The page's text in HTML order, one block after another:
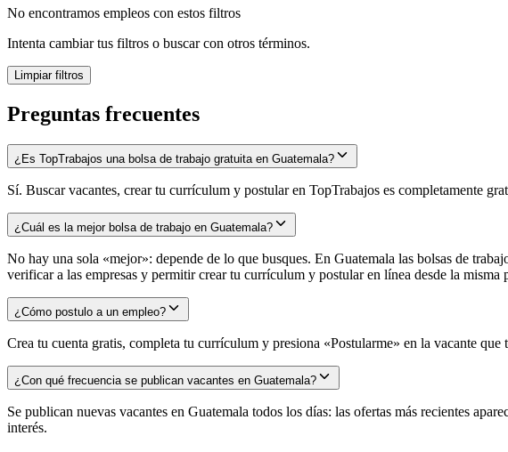
No encontramos empleos con estos filtros
Intenta cambiar tus filtros o buscar con otros términos.
Limpiar filtros
Preguntas frecuentes
¿Es TopTrabajos una bolsa de trabajo gratuita en Guatemala?
Sí. Buscar vacantes, crear tu currículum y postular en TopTrabajos es completamente
¿Cuál es la mejor bolsa de trabajo en Guatemala?
No hay una sola «mejor»: depende de lo que busques. En Guatemala las bolsas de
verificar a las empresas y permitir crear tu currículum y postular en línea desde la
¿Cómo postulo a un empleo?
Crea tu cuenta gratis, completa tu currículum y presiona «Postularme» en la vacante
¿Con qué frecuencia se publican vacantes en Guatemala?
Se publican nuevas vacantes en Guatemala todos los días: las ofertas más recientes
interés.